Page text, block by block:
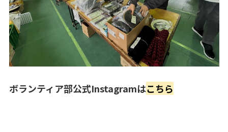
ボランティア部公式Instagramはこちら